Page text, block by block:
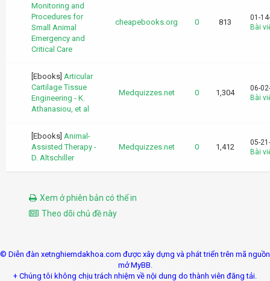
Monitoring and
Procedures for
Small Animal
Emergency and
Critical Care
cheapebooks.org 0 813
01-
Bài
[Ebooks] Articular
Cartilage Tissue
Engineering - K.
Athanasiou, et al
Medquizzes.net 0 1,304
06-
Bài
[Ebooks] Animal-
Assisted Therapy -
D. Altschiller
Medquizzes.net 0 1,412
05-
Bài
Xem ở phiên bản có thể in
Theo dõi chủ đề này
© Diễn đàn xetnghiemdakhoa.com được xây dựng và phát triển trên mã nguồn
mở MyBB.
+ Chúng tôi không chịu trách nhiệm về nội dung do thành viên đăng tải.